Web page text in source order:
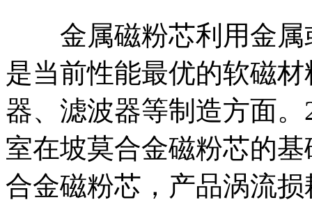
金属磁粉芯利用金属
是当前性能最优的软磁
器、滤波器等制造方面
室在坡莫合金磁粉芯的
合金磁粉芯，产品涡流